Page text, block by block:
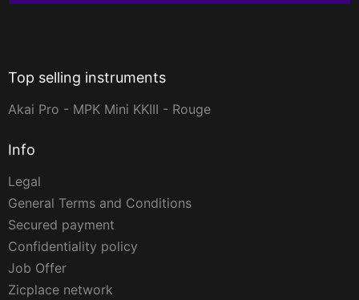
Top selling instruments
Akai Pro - MPK Mini KKIII - Rouge
Info
Legal
General Terms and Conditions
Secured payment
Confidentiality policy
Job Offer
Zicplace network